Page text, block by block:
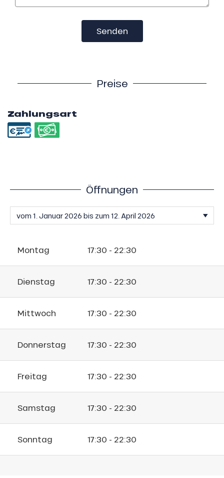
Senden
Preise
Zahlungsart
Öffnungen
Montag 17:30 - 22:30
Dienstag 17:30 - 22:30
Mittwoch 17:30 - 22:30
Donnerstag 17:30 - 22:30
Freitag 17:30 - 22:30
Samstag 17:30 - 22:30
Sonntag 17:30 - 22:30